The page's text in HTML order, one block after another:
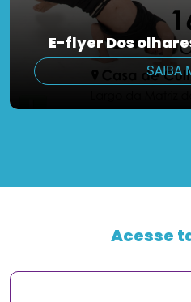
E-flyer Dos
SAIBA
Acesse